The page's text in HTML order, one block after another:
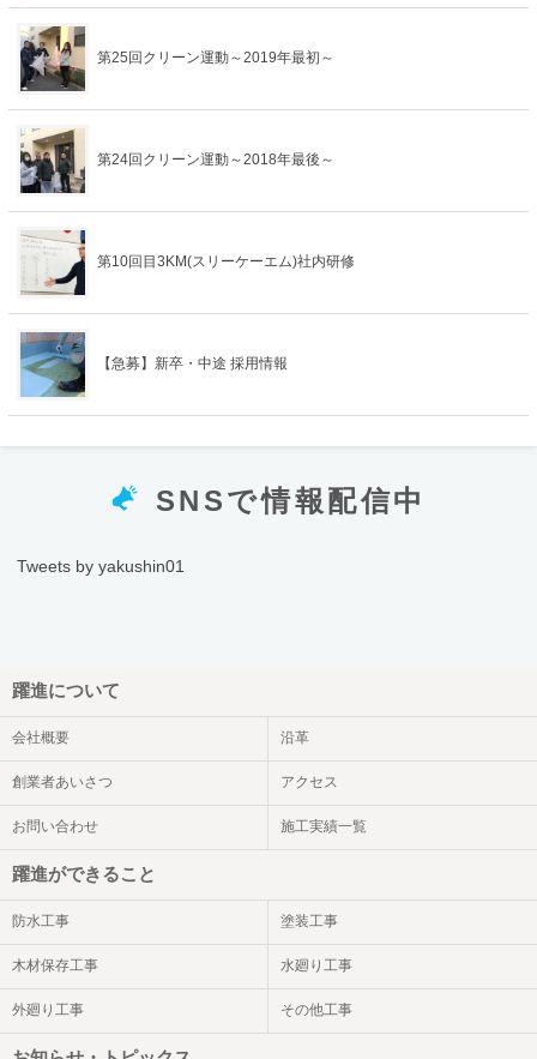
第25回クリーン運動～2019年最初～
第24回クリーン運動～2018年最後～
第10回目3KM(スリーケーエム)社内研修
【急募】新卒・中途 採用情報
SNSで情報配信中
Tweets by yakushin01
躍進について
会社概要 沿革
創業者あいさつ アクセス
お問い合わせ 施工実績一覧
躍進ができること
防水工事 塗装工事
木材保存工事 水廻り工事
外廻り工事 その他工事